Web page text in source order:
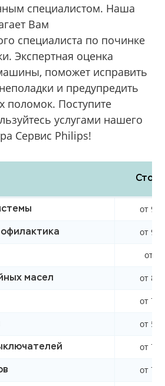
специалистом. Наша
Вам
специалиста по починке
Экспертная оценка
поможет исправить
и предупредить
поломок. Поступите
услугами нашего
Сервис Philips!
от
от
от 0
масел от
от
от
от
от